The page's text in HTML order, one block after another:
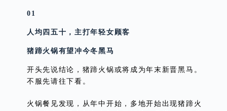
01
人均四五十，主打年轻女顾客
猪蹄火锅有望冲今冬黑马
开头先说结论，猪蹄火锅或将成为年末新晋黑马。
不服先请往下看。
火锅餐见发现，从年中开始，多地开始出现猪蹄火